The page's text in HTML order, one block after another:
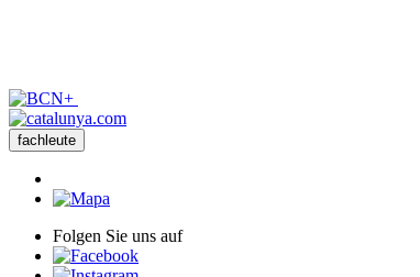
fachleute
Folgen Sie uns auf